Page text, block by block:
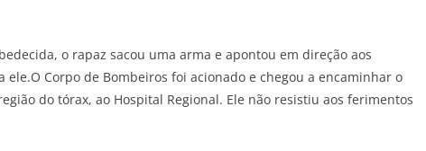
o rapaz sacou uma arma e apontou em direção aos
Corpo de Bombeiros foi acionado e chegou a encaminhar o
do tórax, ao Hospital Regional. Ele não resistiu aos ferimentos